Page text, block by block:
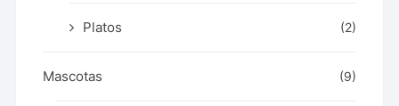
Platos (2)
Mascotas (9)